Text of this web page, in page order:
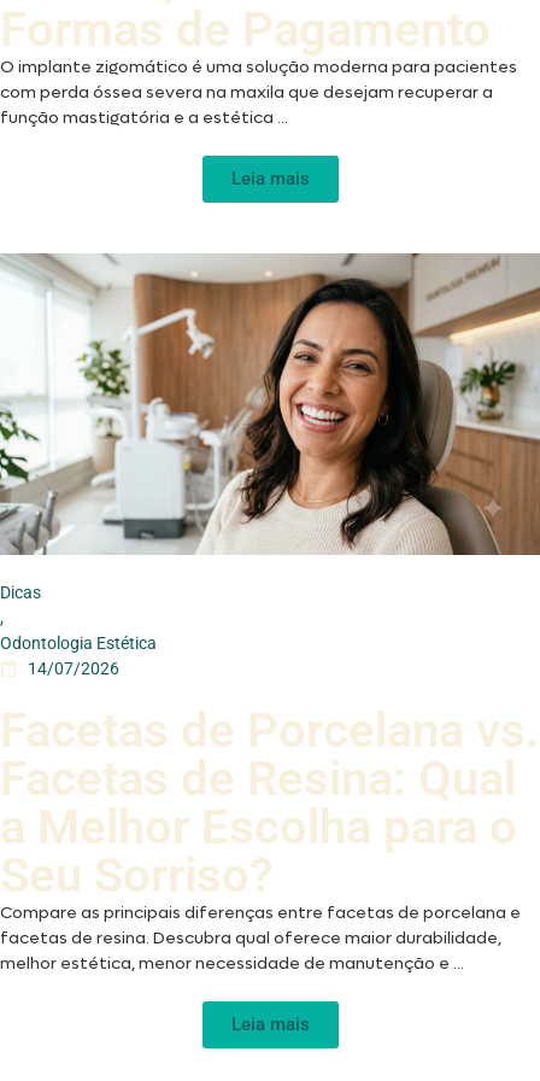
Formas de Pagamento
O implante zigomático é uma solução moderna para pacientes
com perda óssea severa na maxila que desejam recuperar a
função mastigatória e a estética ...
Leia mais
Dicas
,
Odontologia Estética
14/07/2026
Facetas de Porcelana vs.
Facetas de Resina: Qual
a Melhor Escolha para o
Seu Sorriso?
Compare as principais diferenças entre facetas de porcelana e
facetas de resina. Descubra qual oferece maior durabilidade,
melhor estética, menor necessidade de manutenção e ...
Leia mais